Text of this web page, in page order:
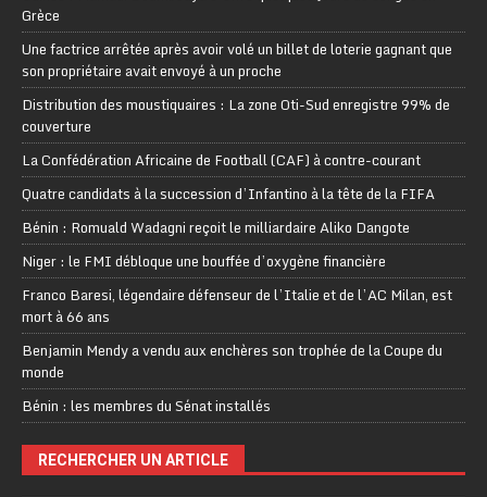
Grèce
Une factrice arrêtée après avoir volé un billet de loterie gagnant que
son propriétaire avait envoyé à un proche
Distribution des moustiquaires : La zone Oti-Sud enregistre 99% de
couverture
La Confédération Africaine de Football (CAF) à contre-courant
Quatre candidats à la succession d’Infantino à la tête de la FIFA
Bénin : Romuald Wadagni reçoit le milliardaire Aliko Dangote
Niger : le FMI débloque une bouffée d’oxygène financière
Franco Baresi, légendaire défenseur de l’Italie et de l’AC Milan, est
mort à 66 ans
Benjamin Mendy a vendu aux enchères son trophée de la Coupe du
monde
Bénin : les membres du Sénat installés
RECHERCHER UN ARTICLE